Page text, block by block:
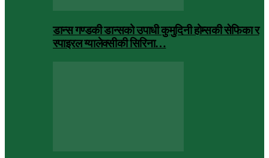
डान्स गण्डकी डान्सको उपाधी कुमुदिनी होम्सकी सेफिका र
स्पाइरल ग्यालेक्सीकी सिरिना…